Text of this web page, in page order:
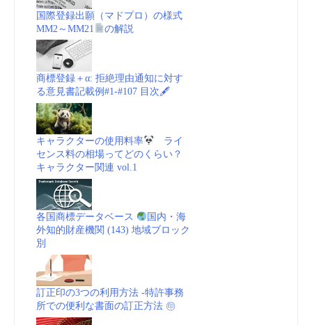
国際登録出願（マドプロ）の様式
MM2～MM21
の解説
商標登録＋α: 拒絶理由通知に対す
る意見書記載例#1-#107 目次🖋
キャラクターの使用料率
ライ
センス料の相場ってどのくらい？
キャラクター関連 vol.1
各国商標データベース
国内・海
外知的財産機関 (143) 地域ブロック
別
訂正印の3つの利用方法 -特許事務
所での便利な書面の訂正方法 ㊞